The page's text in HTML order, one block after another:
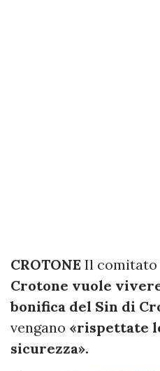
CROTONE Il comitato
Crotone vuole
bonifica del Sin di
vengano «rispettate
sicurezza».